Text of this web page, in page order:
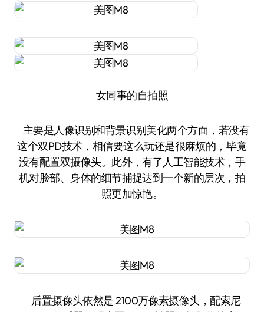
女同事的自拍照
主要是人像识别和背景识别美化两个方面，若没有
这个双PD技术，相信要这么玩还是很麻烦的，毕竟
没有配置双摄像头。此外，有了人工智能技术，手
机对脸部、身体的细节捕捉达到一个新的层次，拍
照更加惊艳。
后置摄像头依然是 2100万像素摄像头，配索尼